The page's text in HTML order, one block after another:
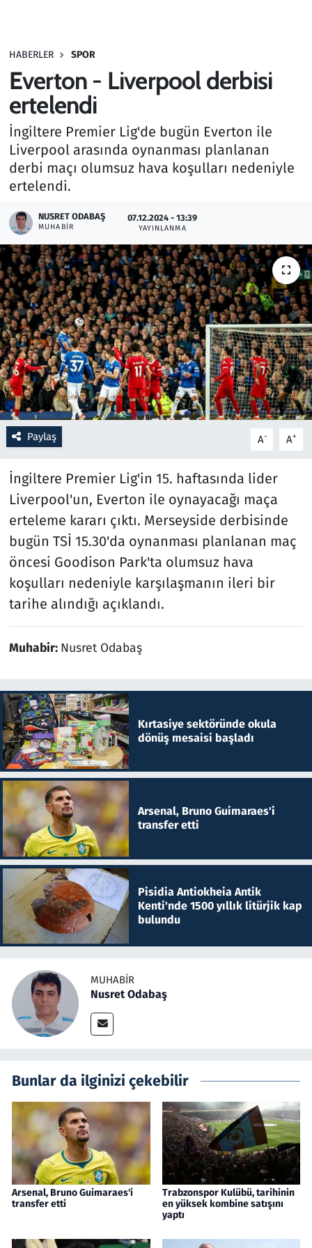
HABERLER SPOR
Everton - Liverpool derbisi
ertelendi
İngiltere Premier Lig'de bugün Everton ile
Liverpool arasında oynanması planlanan
derbi maçı olumsuz hava koşulları nedeniyle
ertelendi.
NUSRET ODABAŞ
MUHABIR
07.12.2024 - 13:39
YAYINLANMA
Paylaş A- A+
İngiltere Premier Lig'in 15. haftasında lider
Liverpool'un, Everton ile oynayacağı maça
erteleme kararı çıktı. Merseyside derbisinde
bugün TSİ 15.30'da oynanması planlanan maç
öncesi Goodison Park'ta olumsuz hava
koşulları nedeniyle karşılaşmanın ileri bir
tarihe alındığı açıklandı.
Muhabir: Nusret Odabaş
Kırtasiye sektöründe okula
dönüş mesaisi başladı
Arsenal, Bruno Guimaraes'i
transfer etti
Pisidia Antiokheia Antik
Kenti'nde 1500 yıllık litürjik kap
bulundu
MUHABIR
Nusret Odabaş
Bunlar da ilginizi çekebilir
Arsenal, Bruno Guimaraes'i
transfer etti
Trabzonspor Kulübü, tarihinin
en yüksek kombine satışını
yaptı
Haber
Kültür Sanat
Kurumsal Haberler
Lezzet Durağı
Oyun
Ramazan
Resmi İlanlar
Rüya Tabirleri
Sağlık
Savunma Sanayi
Seçim 2023
Spor
Teknoloji ve Bilim
Televizyon